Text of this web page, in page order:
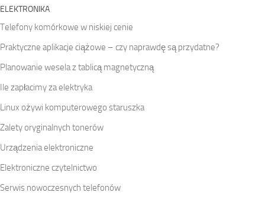
ELEKTRONIKA
Telefony komórkowe w niskiej cenie
Praktyczne aplikacje ciążowe – czy naprawdę są przydatne?
Planowanie wesela z tablicą magnetyczną
Ile zapłacimy za elektryka
Linux ożywi komputerowego staruszka
Zalety oryginalnych tonerów
Urządzenia elektroniczne
Elektroniczne czytelnictwo
Serwis nowoczesnych telefonów